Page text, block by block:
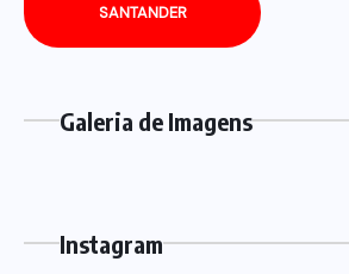
SANTANDER
Galeria de Imagens
Instagram